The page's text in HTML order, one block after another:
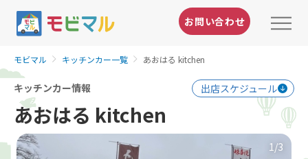
お問い合わせ
モビマル キッチンカー一覧 あおはる kitchen
キッチンカー情報 出店スケジュール
あおはる kitchen
1 /3